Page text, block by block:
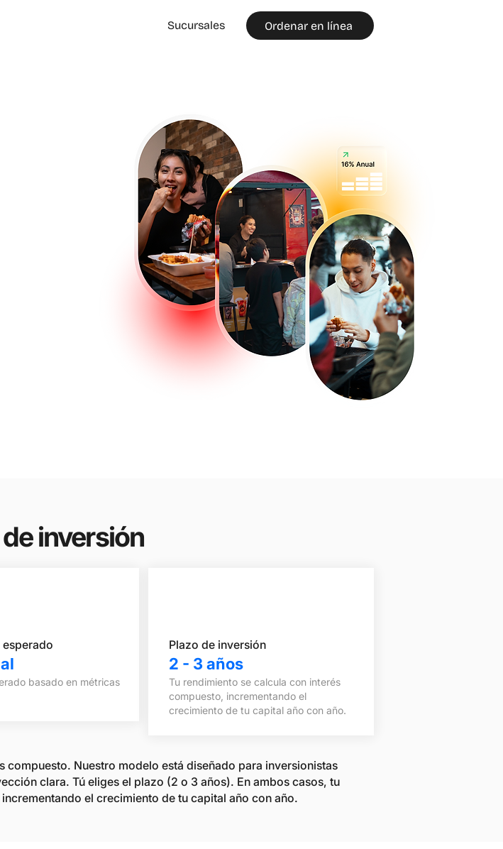
Sucursales Ordenar en línea
inversión
esperado
basado en métricas
Plazo de inversión
2 - 3 años
Tu rendimiento se calcula con interés
compuesto, incrementando el
crecimiento de tu capital año con año.
compuesto. Nuestro modelo está diseñado para inversionistas
clara. Tú eliges el plazo (2 o 3 años). En ambos casos, tu
el crecimiento de tu capital año con año.